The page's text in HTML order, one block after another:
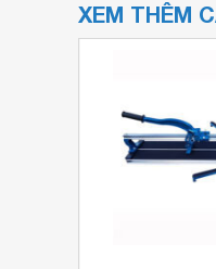
XEM THÊM